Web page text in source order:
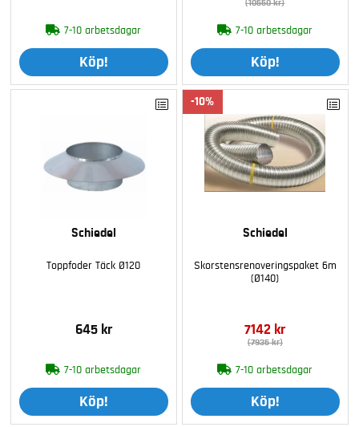
7-10 arbetsdagar
Köp!
(10550 kr)
7-10 arbetsdagar
Köp!
Schiedel
Toppfoder Täck Ø120
645 kr
7-10 arbetsdagar
Köp!
10
Schiedel
Skorstensrenoveringspaket 6m
(Ø140)
7142 kr
(7935 kr)
7-10 arbetsdagar
Köp!